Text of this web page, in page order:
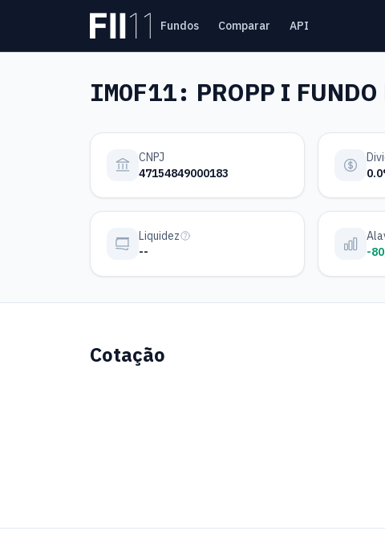
Pular para o conteúdo principal
Estatística FII
Fundos Comparar API
IMOF11: PROPP I
CNPJ
47154849000183
Liquidez
--
-
Cotação